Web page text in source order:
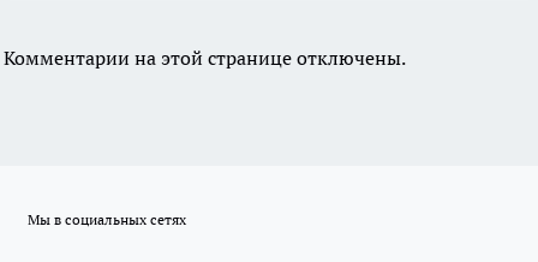
Комментарии на этой странице отключены.
Мы в социальных сетях